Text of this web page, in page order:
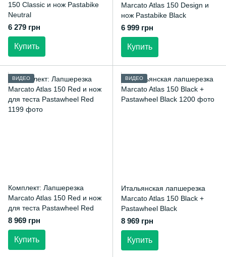
150 Classic и нож Pastabike
Neutral
6 279 грн
Купить
Marcato Atlas 150 Design и
нож Pastabike Black
6 999 грн
Купить
ВИДЕО
Комплект: Лапшерезка
Marcato Atlas 150 Red и нож
для теста Pastawheel Red
8 969 грн
Купить
ВИДЕО
Итальянская лапшерезка
Marcato Atlas 150 Black +
Pastawheel Black
8 969 грн
Купить